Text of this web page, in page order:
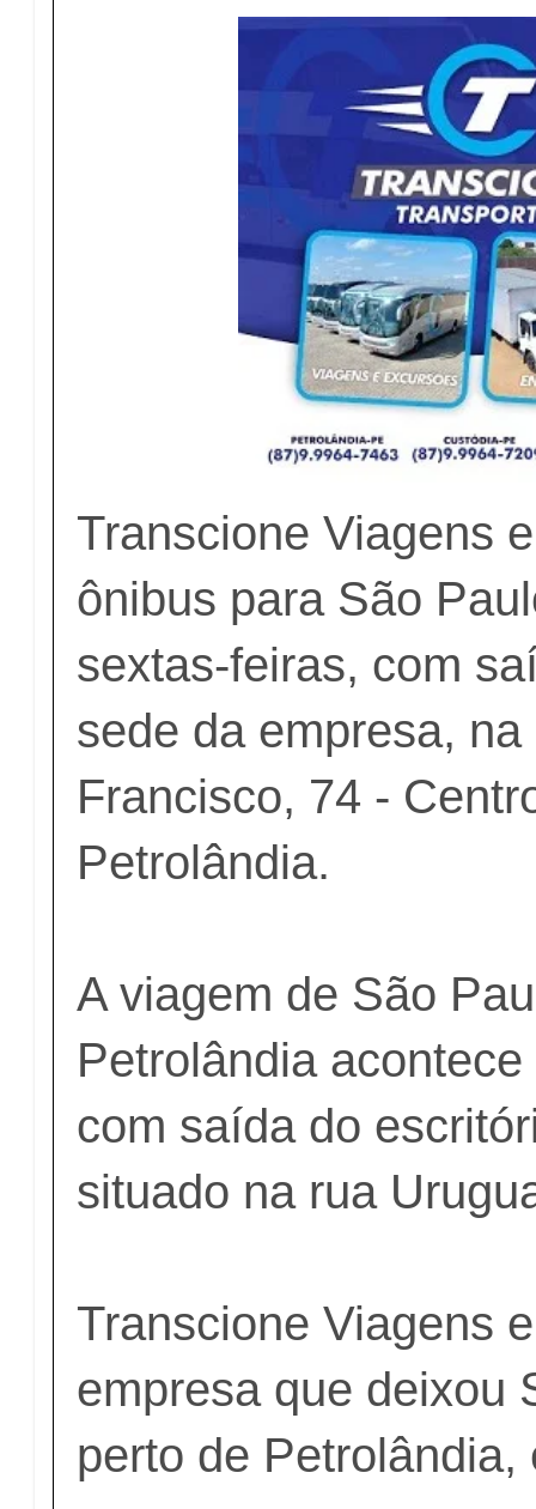
Transcione Viagens
ônibus para São
sextas-feiras, com
sede da empresa,
Francisco, 74 -
Petrolândia.
A viagem de São
Petrolândia
com saída do
situado na rua
Transcione Viagens
empresa que deixou
perto de Petrolândia,